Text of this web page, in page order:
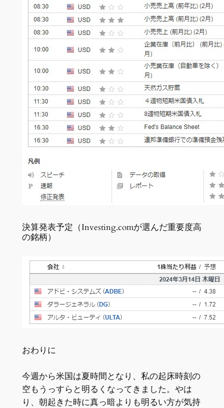
決算発表予定（Investing.comが選んだ重要度高
の銘柄）
おわりに
今週から米国は夏時間となり、私の起床時刻の
空もうっすらと明るくなってきました。やは
り、朝起きた時に真っ暗よりも明るい方が気持